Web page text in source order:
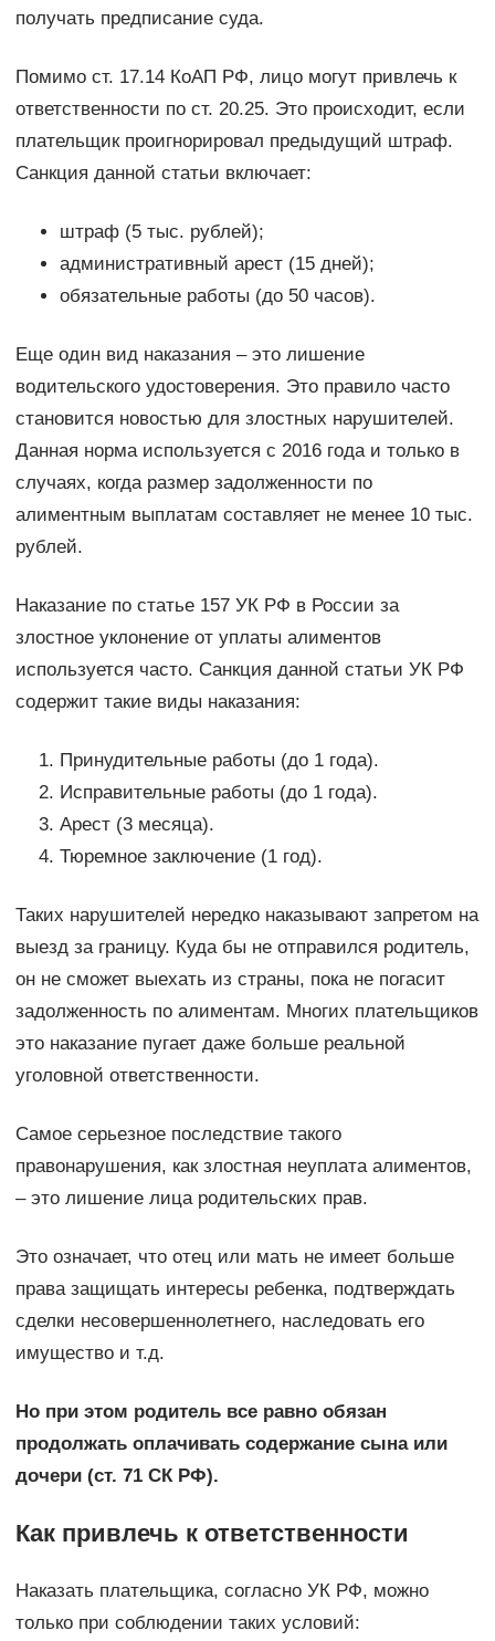
получать предписание суда.
Помимо ст. 17.14 КоАП РФ, лицо могут привлечь к
ответственности по ст. 20.25. Это происходит, если
плательщик проигнорировал предыдущий штраф.
Санкция данной статьи включает:
штраф (5 тыс. рублей);
административный арест (15 дней);
обязательные работы (до 50 часов).
Еще один вид наказания – это лишение
водительского удостоверения. Это правило часто
становится новостью для злостных нарушителей.
Данная норма используется с 2016 года и только в
случаях, когда размер задолженности по
алиментным выплатам составляет не менее 10 тыс.
рублей.
Наказание по статье 157 УК РФ в России за
злостное уклонение от уплаты алиментов
используется часто. Санкция данной статьи УК РФ
содержит такие виды наказания:
Принудительные работы (до 1 года).
Исправительные работы (до 1 года).
Арест (3 месяца).
Тюремное заключение (1 год).
Таких нарушителей нередко наказывают запретом на
выезд за границу. Куда бы не отправился родитель,
он не сможет выехать из страны, пока не погасит
задолженность по алиментам. Многих плательщиков
это наказание пугает даже больше реальной
уголовной ответственности.
Самое серьезное последствие такого
правонарушения, как злостная неуплата алиментов,
– это лишение лица родительских прав.
Это означает, что отец или мать не имеет больше
права защищать интересы ребенка, подтверждать
сделки несовершеннолетнего, наследовать его
имущество и т.д.
Но при этом родитель все равно обязан
продолжать оплачивать содержание сына или
дочери (ст. 71 СК РФ).
Как привлечь к ответственности
Наказать плательщика, согласно УК РФ, можно
только при соблюдении таких условий: